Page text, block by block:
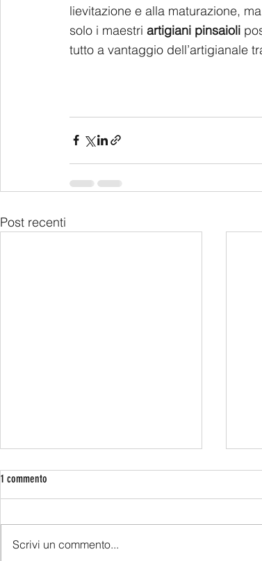
lievitazione e alla maturazione,
solo i maestri artigiani pinsaioli
tutto a vantaggio dell’artigianale
Post recenti
Farina di soia e pinsa
1 commento
Scrivi un commento...